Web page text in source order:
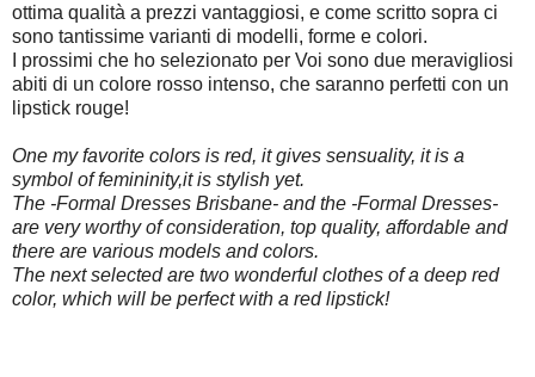
ottima qualità a prezzi vantaggiosi, e come scritto sopra ci
sono tantissime varianti di modelli, forme e colori.
I prossimi che ho selezionato per Voi sono due meravigliosi
abiti di un colore rosso intenso, che saranno perfetti con un
lipstick rouge!
One my favorite colors is red, it gives sensuality, it is a
symbol of femininity,it is stylish yet.
The -Formal Dresses Brisbane- and the -Formal Dresses-
are very worthy of consideration, top quality, affordable and
there are various models and colors.
The next selected are two wonderful clothes of a deep red
color, which will be perfect with a red lipstick!